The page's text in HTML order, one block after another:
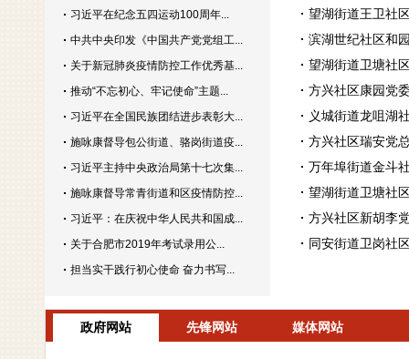
习近平在纪念五四运动100周年...
中共中央印发《中国共产党党组工...
关于新冠肺炎疫情防控工作优秀基...
推动“不忘初心、牢记使命”主题...
习近平在全国民族团结进步表彰大...
施咏康督导包公街道、骆岗街道疫...
习近平主持中央政治局第十七次集...
施咏康督导常青街道和区疫情防控...
习近平：在庆祝中华人民共和国成...
关于合肥市2019年考试录用公...
担当实干践行初心使命 奋力书写...
望湖街道王卫社
滨湖世纪社区和
望湖街道卫塘社
方兴社区康园党
义城街道龙咀湖
方兴社区瑞安党
万年埠街道金斗
望湖街道卫塘社
方兴社区新胡李
同安街道卫岗社
政府网站 先锋网站 媒体网站